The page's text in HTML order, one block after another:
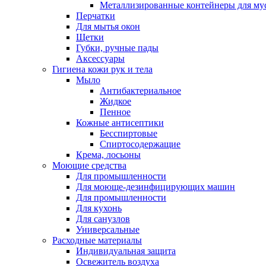
Металлизированные контейнеры для
Перчатки
Для мытья окон
Щетки
Губки, ручные пады
Аксессуары
Гигиена кожи рук и тела
Мыло
Антибактериальное
Жидкое
Пенное
Кожные антисептики
Бесспиртовые
Cпиртосодержащие
Крема, лосьоны
Моющие средства
Для промышленности
Для моюще-дезинфицирующих машин
Для промышленности
Для кухонь
Для санузлов
Универсальные
Расходные материалы
Индивидуальная защита
Освежитель воздуха